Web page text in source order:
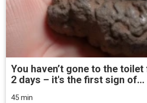
You haven’t gone to the
2 days – it's the first sign of...
45 min